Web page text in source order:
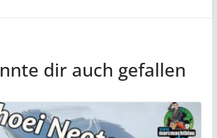
dir auch gefallen